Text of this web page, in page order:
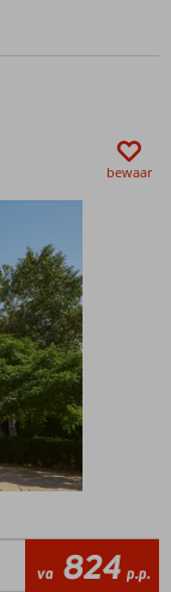
bewaar
va 824 p.p.